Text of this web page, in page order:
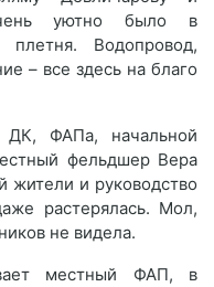
уютно было в
плетня. Водопровод,
– все здесь на благо
ДК, ФАПа, начальной
фельдшер Вера
жители и руководство
растерялась. Мол,
не видела.
местный ФАП, в